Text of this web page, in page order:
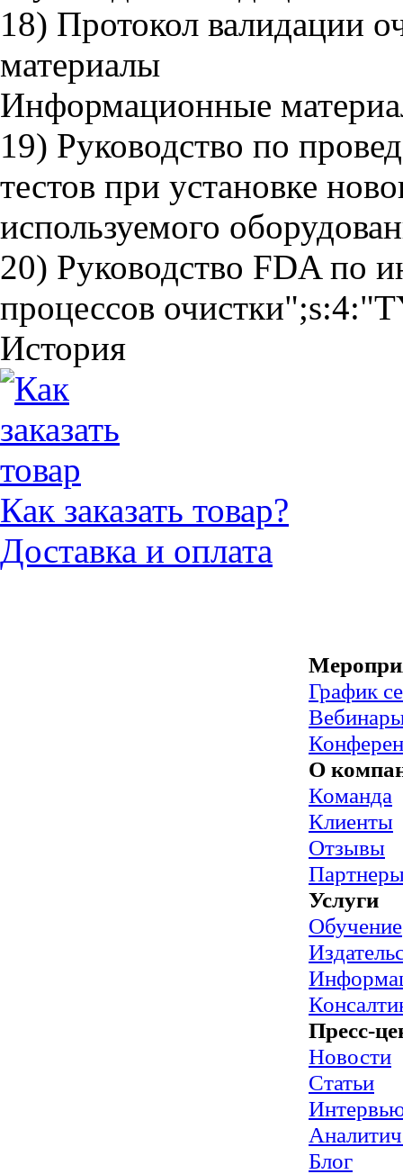
18) Протокол валидации
материалы
Информационные
19) Руководство по
тестов при установке
используемого
20) Руководство FDA по
процессов
История
Как заказать товар?
Доставка и оплата
График
О
Команда
Клиенты
Отзывы
Услуги
Обучение
Пресс-
Новости
Статьи
Блог